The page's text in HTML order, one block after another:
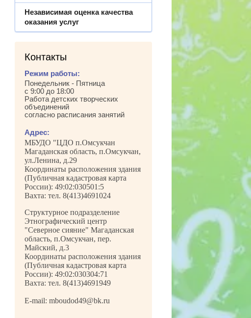
Независимая оценка качества
оказания услуг
Контакты
Режим работы:
Понедельник - Пятница
с 9:00 до 18:00
Работа детских творческих
объединений
согласно расписания занятий
Адрес:
МБУДО "ЦДО п.Омсукчан
Магаданская область, п.Омсукчан,
ул.Ленина, д.29
Координаты расположения здания
(Публичная кадастровая карта
России): 49:02:030501:5
Вахта: тел. 8(413)4691024
Структурное подразделение
Этнографический центр
"Северное сияние" Магаданская
область, п.Омсукчан, пер.
Майский, д.3
Координаты расположения здания
(Публичная кадастровая карта
России): 49:02:030304:71
Вахта: тел. 8(413)4691949
E-mail: mboudod49@bk.ru